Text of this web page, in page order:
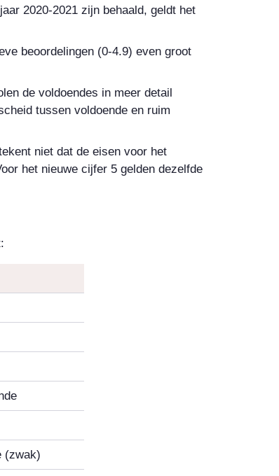
2020-2021 zijn behaald, geldt het
beoordelingen (0-4.9) even groot
de voldoendes in meer detail
tussen voldoende en ruim
niet dat de eisen voor het
het nieuwe cijfer 5 gelden dezelfde
(zwak)